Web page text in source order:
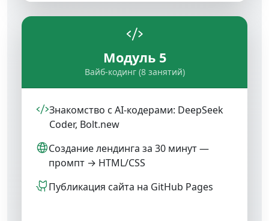
Модуль 5
Вайб-кодинг (8 занятий)
Знакомство с AI-кодерами: DeepSeek
Coder, Bolt.new
Создание лендинга за 30 минут —
промпт → HTML/CSS
Публикация сайта на GitHub Pages